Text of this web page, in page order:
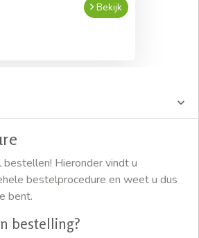
Bekijk
Hieronder vindt u
bestelprocedure en weet u dus
bent.
bestelling?